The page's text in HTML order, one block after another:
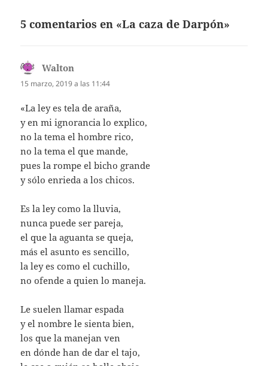
5 comentarios en «La caza de Darpón»
Walton
15 marzo, 2019 a las 11:44
«La ley es tela de araña,
y en mi ignorancia lo explico,
no la tema el hombre rico,
no la tema el que mande,
pues la rompe el bicho grande
y sólo enrieda a los chicos.
Es la ley como la lluvia,
nunca puede ser pareja,
el que la aguanta se queja,
más el asunto es sencillo,
la ley es como el cuchillo,
no ofende a quien lo maneja.
Le suelen llamar espada
y el nombre le sienta bien,
los que la manejan ven
en dónde han de dar el tajo,